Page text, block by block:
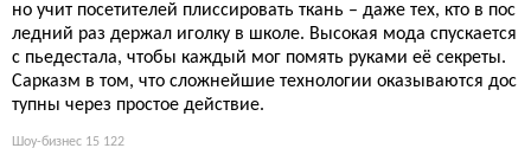
но учит посетителей плиссировать ткань – даже тех, кто в пос
ледний раз держал иголку в школе. Высокая мода спускается
с пьедестала, чтобы каждый мог помять руками её секреты.
Сарказм в том, что сложнейшие технологии оказываются дос
тупны через простое действие.
Шоу-бизнес 15 122